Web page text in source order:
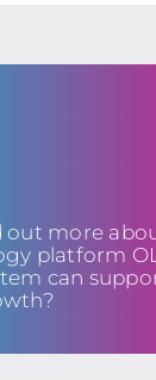
out more
platform
can